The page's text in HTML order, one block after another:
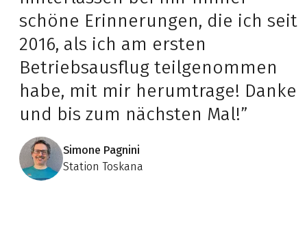
schöne Erinnerungen, die ich seit
2016, als ich am ersten
Betriebsausflug teilgenommen
habe, mit mir herumtrage! Danke
und bis zum nächsten Mal!”
Simone Pagnini
Station Toskana